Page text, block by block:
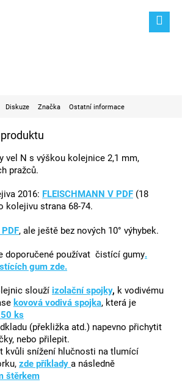
Diskuze Značka Ostatní informace
vel N s výškou kolejnice 2,1 mm,
pražců.
2016: FLEISCHMANN V PDF (18
kolejivu strana 68-74.
, ale ještě bez nových 10° výhybek.
doporučené používat čistící gumy.
gum zde.
slouží izolačníspojky, k vodivému
kovová vodivá spojka, která je
ks
(překližka atd.) napevno přichytit
nebo přilepit.
kvůli snížení hlučnosti na tlumící
zde příklady a následně
štěrkem